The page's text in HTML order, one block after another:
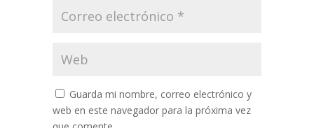
Guarda mi nombre, correo electrónico y
web en este navegador para la próxima vez